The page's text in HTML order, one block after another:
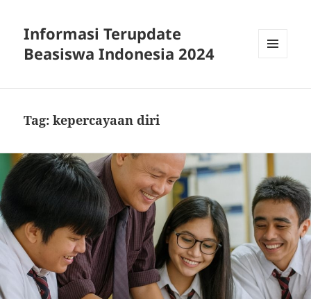
Informasi Terupdate
Beasiswa Indonesia 2024
Tag:kepercayaan diri